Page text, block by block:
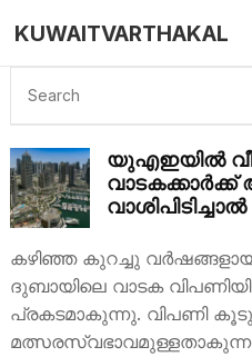
KUWAITVARTHAKAL
UAE HOUSE RENT
യുഎഇയിൽ
കഴിഞ്ഞ കുറച്ചു
ദുബായിലെ വാടക
പ്രകടമാകുന്നു. വിപണി